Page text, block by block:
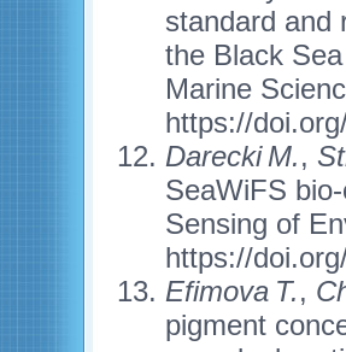
standard and
the Black
Marine
https://
Darecki M.,
SeaWiFS
Sensing of
https://
Efimova T.,
pigment